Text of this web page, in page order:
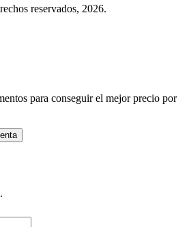
reservados, 2026.
para conseguir el mejor precio por